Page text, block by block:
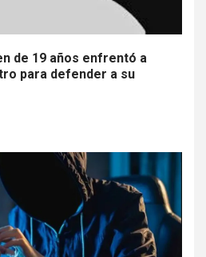
de 19 años enfrentó a
para defender a su